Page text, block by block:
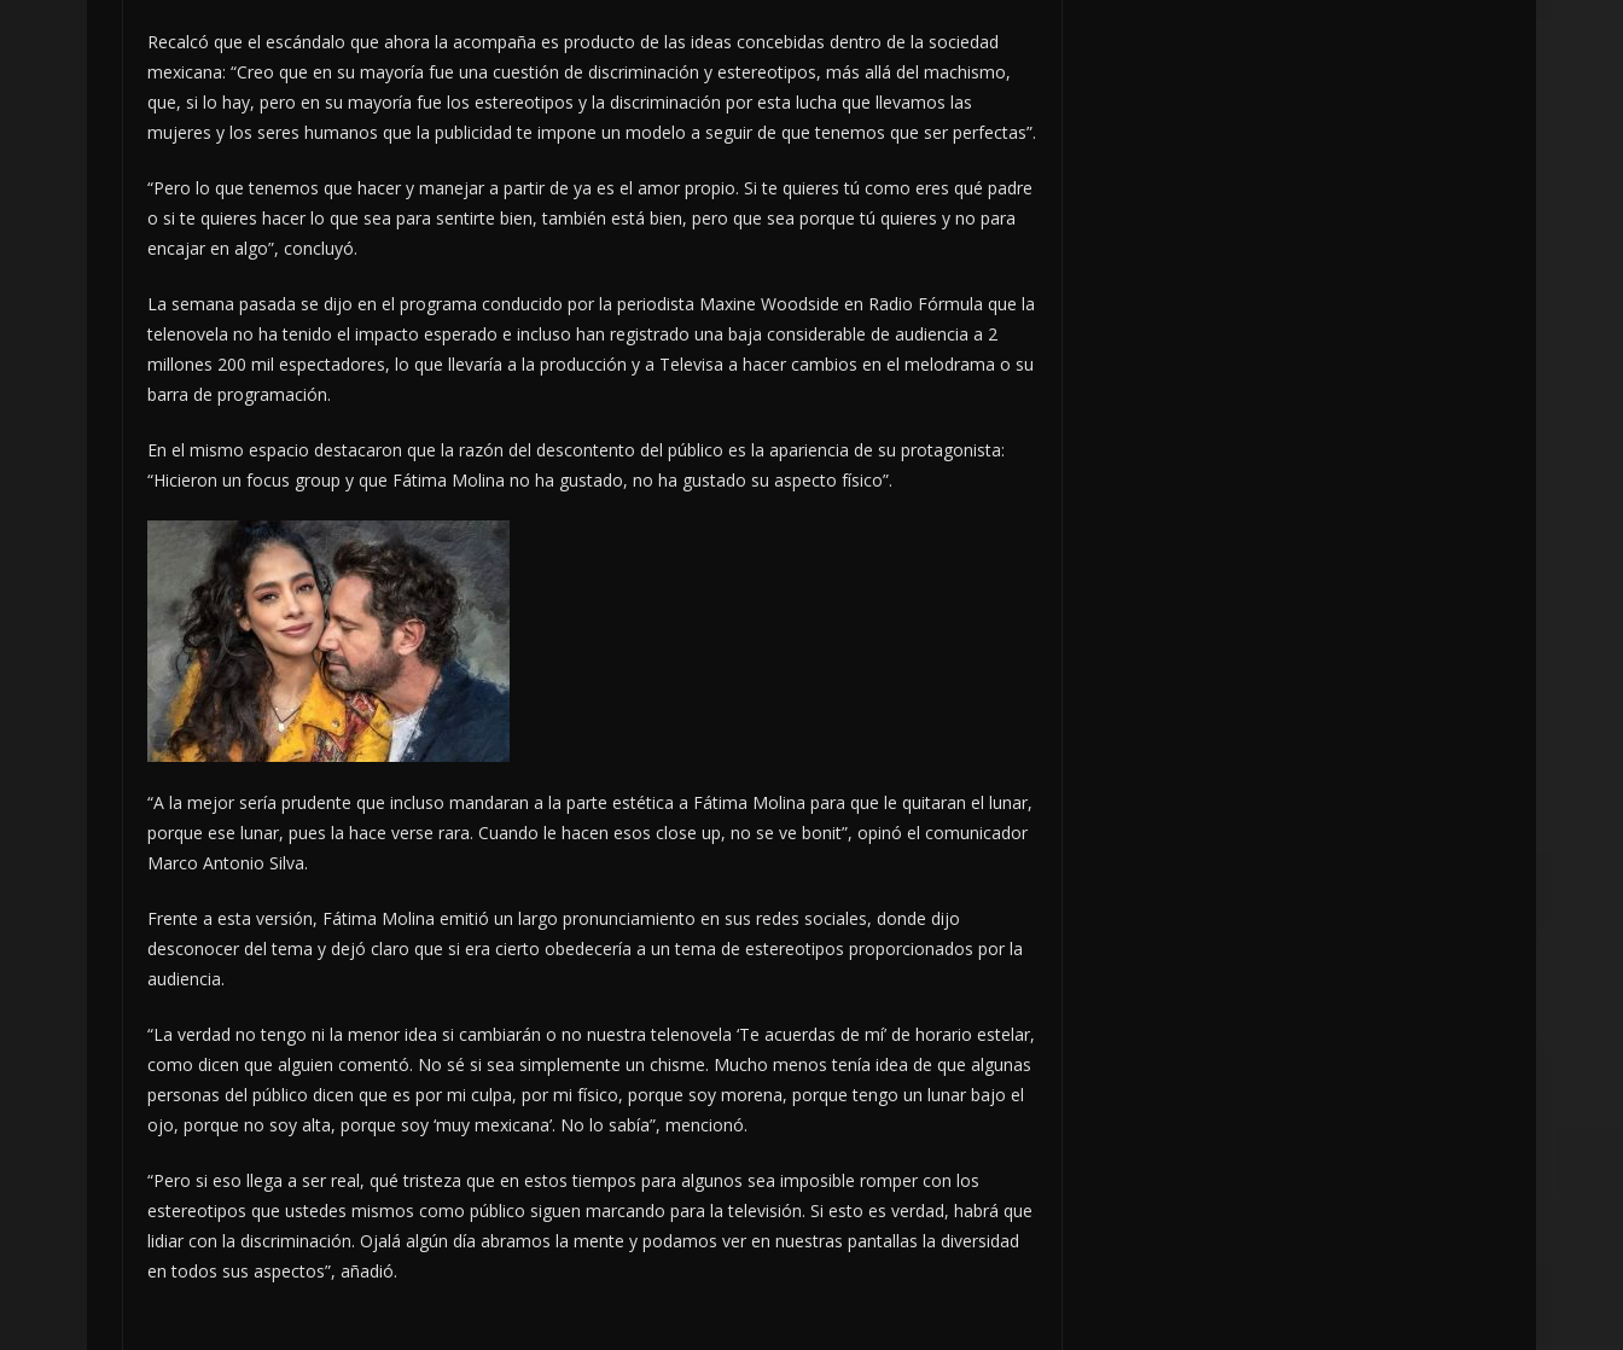
Recalcó que el escándalo que ahora la acompaña es producto de las ideas concebidas dentro de la sociedad
mexicana: “Creo que en su mayoría fue una cuestión de discriminación y estereotipos, más allá del machismo,
que, si lo hay, pero en su mayoría fue los estereotipos y la discriminación por esta lucha que llevamos las
mujeres y los seres humanos que la publicidad te impone un modelo a seguir de que tenemos que ser perfectas”.
“Pero lo que tenemos que hacer y manejar a partir de ya es el amor propio. Si te quieres tú como eres qué padre
o si te quieres hacer lo que sea para sentirte bien, también está bien, pero que sea porque tú quieres y no para
encajar en algo”, concluyó.
La semana pasada se dijo en el programa conducido por la periodista Maxine Woodside en Radio Fórmula que la
telenovela no ha tenido el impacto esperado e incluso han registrado una baja considerable de audiencia a 2
millones 200 mil espectadores, lo que llevaría a la producción y a Televisa a hacer cambios en el melodrama o su
barra de programación.
En el mismo espacio destacaron que la razón del descontento del público es la apariencia de su protagonista:
“Hicieron un focus group y que Fátima Molina no ha gustado, no ha gustado su aspecto físico”.
“A la mejor sería prudente que incluso mandaran a la parte estética a Fátima Molina para que le quitaran el lunar,
porque ese lunar, pues la hace verse rara. Cuando le hacen esos close up, no se ve bonit”, opinó el comunicador
Marco Antonio Silva.
Frente a esta versión, Fátima Molina emitió un largo pronunciamiento en sus redes sociales, donde dijo
desconocer del tema y dejó claro que si era cierto obedecería a un tema de estereotipos proporcionados por la
audiencia.
“La verdad no tengo ni la menor idea si cambiarán o no nuestra telenovela ‘Te acuerdas de mí’ de horario estelar,
como dicen que alguien comentó. No sé si sea simplemente un chisme. Mucho menos tenía idea de que algunas
personas del público dicen que es por mi culpa, por mi físico, porque soy morena, porque tengo un lunar bajo el
ojo, porque no soy alta, porque soy ‘muy mexicana’. No lo sabía”, mencionó.
“Pero si eso llega a ser real, qué tristeza que en estos tiempos para algunos sea imposible romper con los
estereotipos que ustedes mismos como público siguen marcando para la televisión. Si esto es verdad, habrá que
lidiar con la discriminación. Ojalá algún día abramos la mente y podamos ver en nuestras pantallas la diversidad
en todos sus aspectos”, añadió.